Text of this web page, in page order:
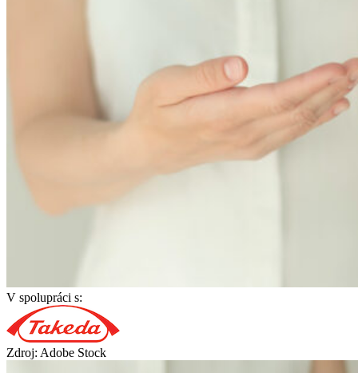
V spolupráci s:
Zdroj: Adobe Stock